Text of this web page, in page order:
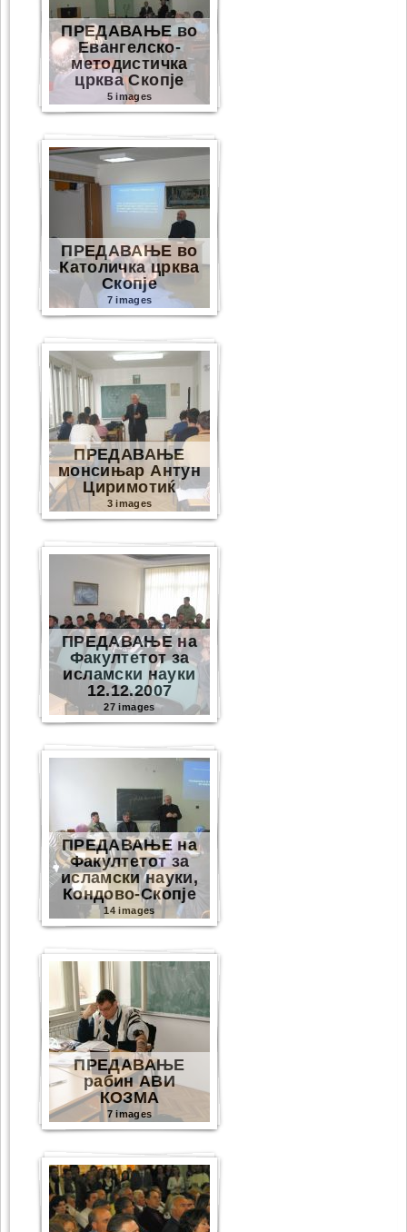
ПРЕДАВАЊЕ во
Евангелско-
методистичка
црква Скопје
5 images
ПРЕДАВАЊЕ во
Католичка црква
Скопје
7 images
ПРЕДАВАЊЕ
монсињар Антун
Циримотиќ
3 images
ПРЕДАВАЊЕ на
Факултетот за
исламски науки
12.12.2007
27 images
ПРЕДАВАЊЕ на
Факултетот за
исламски науки,
Кондово-Скопје
14 images
ПРЕДАВАЊЕ
рабин АВИ
КОЗМА
7 images